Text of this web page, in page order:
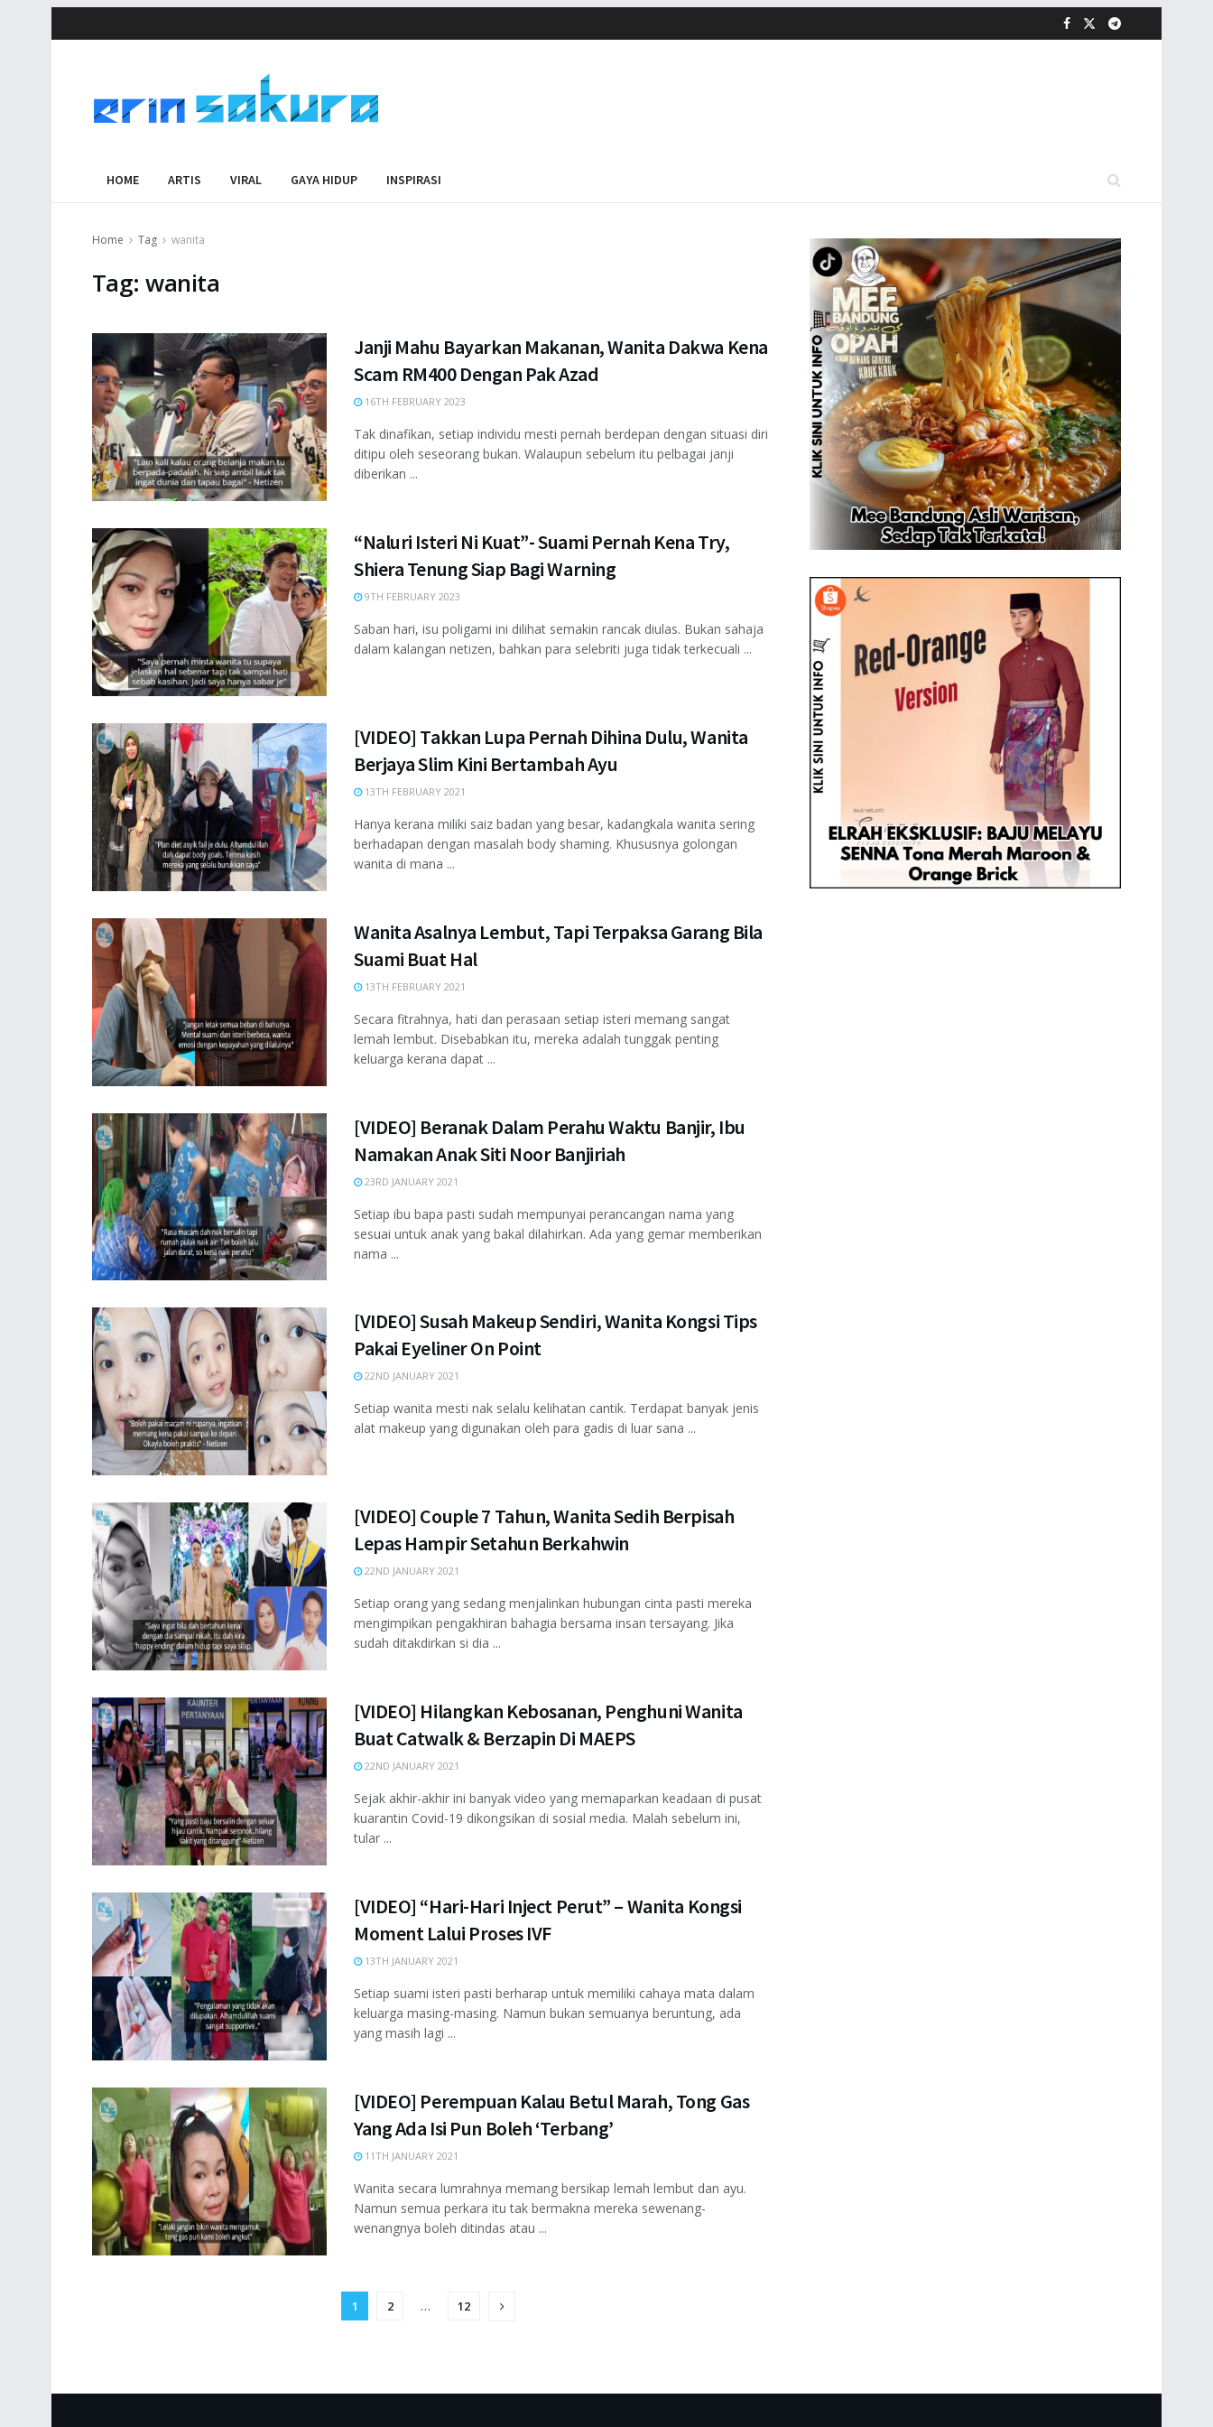
HOME ARTIS VIRAL GAYA HIDUP INSPIRASI
Home Tag wanita
Tag:wanita
Janji Mahu Bayarkan Makanan, Wanita Dakwa Kena
Scam RM400 Dengan Pak Azad
16TH FEBRUARY 2023
Tak dinafikan, setiap individu mesti pernah berdepan dengan situasi diri
ditipu oleh seseorang bukan. Walaupun sebelum itu pelbagai janji
diberikan ...
“Naluri Isteri Ni Kuat”- Suami Pernah Kena Try,
Shiera Tenung Siap Bagi Warning
9TH FEBRUARY 2023
Saban hari, isu poligami ini dilihat semakin rancak diulas. Bukan sahaja
dalam kalangan netizen, bahkan para selebriti juga tidak terkecuali ...
[VIDEO] Takkan Lupa Pernah Dihina Dulu, Wanita
Berjaya Slim Kini Bertambah Ayu
13TH FEBRUARY 2021
Hanya kerana miliki saiz badan yang besar, kadangkala wanita sering
berhadapan dengan masalah body shaming. Khususnya golongan
wanita di mana ...
Wanita Asalnya Lembut, Tapi Terpaksa Garang Bila
Suami Buat Hal
13TH FEBRUARY 2021
Secara fitrahnya, hati dan perasaan setiap isteri memang sangat
lemah lembut. Disebabkan itu, mereka adalah tunggak penting
keluarga kerana dapat ...
[VIDEO] Beranak Dalam Perahu Waktu Banjir, Ibu
Namakan Anak Siti Noor Banjiriah
23RD JANUARY 2021
Setiap ibu bapa pasti sudah mempunyai perancangan nama yang
sesuai untuk anak yang bakal dilahirkan. Ada yang gemar memberikan
nama ...
[VIDEO] Susah Makeup Sendiri, Wanita Kongsi Tips
Pakai Eyeliner On Point
22ND JANUARY 2021
Setiap wanita mesti nak selalu kelihatan cantik. Terdapat banyak jenis
alat makeup yang digunakan oleh para gadis di luar sana ...
[VIDEO] Couple 7 Tahun, Wanita Sedih Berpisah
Lepas Hampir Setahun Berkahwin
22ND JANUARY 2021
Setiap orang yang sedang menjalinkan hubungan cinta pasti mereka
mengimpikan pengakhiran bahagia bersama insan tersayang. Jika
sudah ditakdirkan si dia ...
[VIDEO] Hilangkan Kebosanan, Penghuni Wanita
Buat Catwalk & Berzapin Di MAEPS
22ND JANUARY 2021
Sejak akhir-akhir ini banyak video yang memaparkan keadaan di pusat
kuarantin Covid-19 dikongsikan di sosial media. Malah sebelum ini,
tular ...
[VIDEO] “Hari-Hari Inject Perut” – Wanita Kongsi
Moment Lalui Proses IVF
13TH JANUARY 2021
Setiap suami isteri pasti berharap untuk memiliki cahaya mata dalam
keluarga masing-masing. Namun bukan semuanya beruntung, ada
yang masih lagi ...
[VIDEO] Perempuan Kalau Betul Marah, Tong Gas
Yang Ada Isi Pun Boleh ‘Terbang’
11TH JANUARY 2021
Wanita secara lumrahnya memang bersikap lemah lembut dan ayu.
Namun semua perkara itu tak bermakna mereka sewenang-
wenangnya boleh ditindas atau ...
1 2 … 12